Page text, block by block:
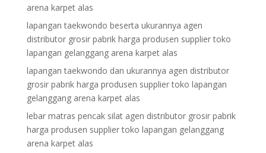
arena karpet alas
lapangan taekwondo beserta ukurannya agen
distributor grosir pabrik harga produsen supplier toko
lapangan gelanggang arena karpet alas
lapangan taekwondo dan ukurannya agen distributor
grosir pabrik harga produsen supplier toko lapangan
gelanggang arena karpet alas
lebar matras pencak silat agen distributor grosir pabrik
harga produsen supplier toko lapangan gelanggang
arena karpet alas